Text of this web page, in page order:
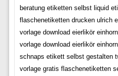
beratung etiketten selbst liquid
flaschenetiketten drucken ulrich
vorlage download eierlikör
vorlage download eierlikör
schnaps etikett selbst gestalten
vorlage gratis flaschenetiketten